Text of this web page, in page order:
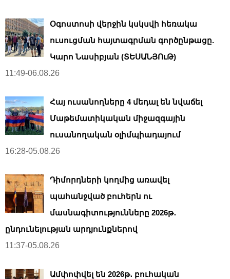
Օգոստոսի վերջին կսկսվի հեռակա
ուսուցման հայտագրման գործընթացը.
Կարո Նասիբյան (ՏԵՍԱՆՅՈւԹ)
11:49-06.08.26
Հայ ուսանողները 4 մեդալ են նվաճել
Մաթեմատիկական միջազգային
ուսանողական օլիմպիադայում
16:28-05.08.26
Դիմորդների կողմից առավել
պահանջված բուհերն ու
մասնագիտությունները 2026թ․
ընդունելության արդյունքներով
11:37-05.08.26
Ամփոփվել են 2026թ․ բուհական